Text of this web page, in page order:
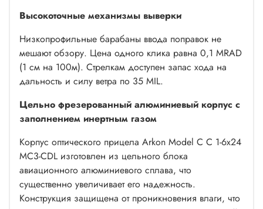
Высокоточные механизмы выверки
Низкопрофильные барабаны ввода поправок не
мешают обзору. Цена одного клика равна 0,1 MRAD
(1 см на 100м). Стрелкам доступен запас хода на
дальность и силу ветра по 35 MIL.
Цельно фрезерованный алюминиевый корпус с
заполнением инертным газом
Корпус оптического прицела Arkon Model C C 1-6x24
MC3-CDL изготовлен из цельного блока
авиационного алюминиевого сплава, что
существенно увеличивает его надежность.
Конструкция защищена от проникновения влаги, что